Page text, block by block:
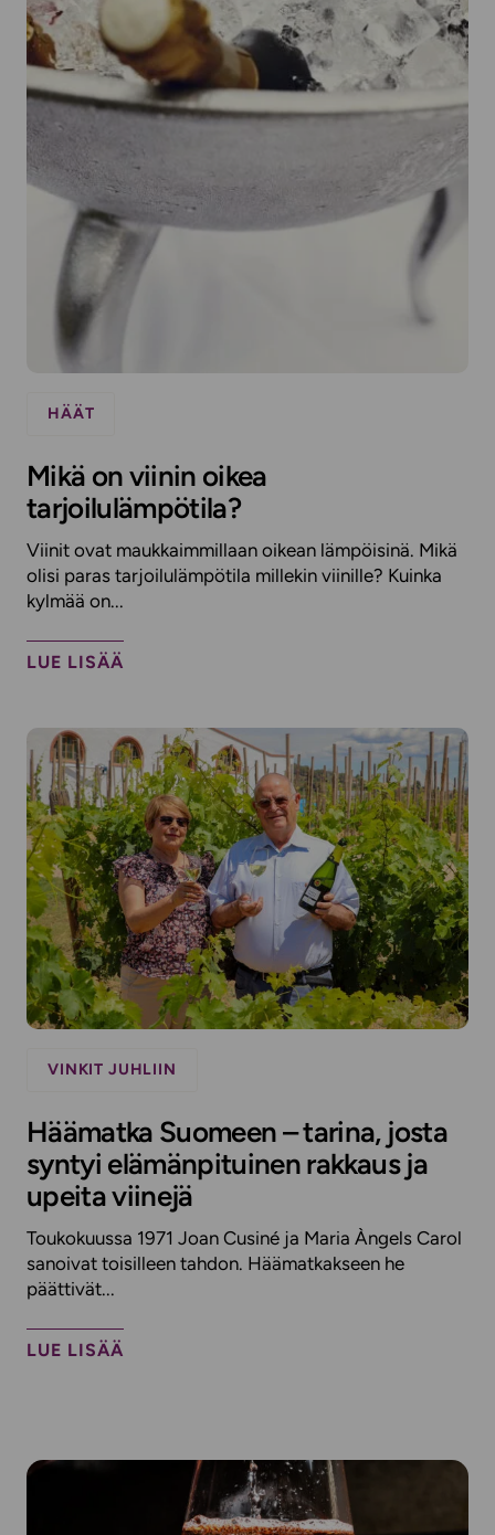
HÄÄT
Mikä on viinin oikea
tarjoilulämpötila?
Viinit ovat maukkaimmillaan oikean lämpöisinä. Mikä
olisi paras tarjoilulämpötila millekin viinille? Kuinka
kylmää on...
LUE LISÄÄ
VINKIT JUHLIIN
Häämatka Suomeen – tarina, josta
syntyi elämänpituinen rakkaus ja
upeita viinejä
Toukokuussa 1971 Joan Cusiné ja Maria Àngels Carol
sanoivat toisilleen tahdon. Häämatkakseen he
päättivät...
LUE LISÄÄ